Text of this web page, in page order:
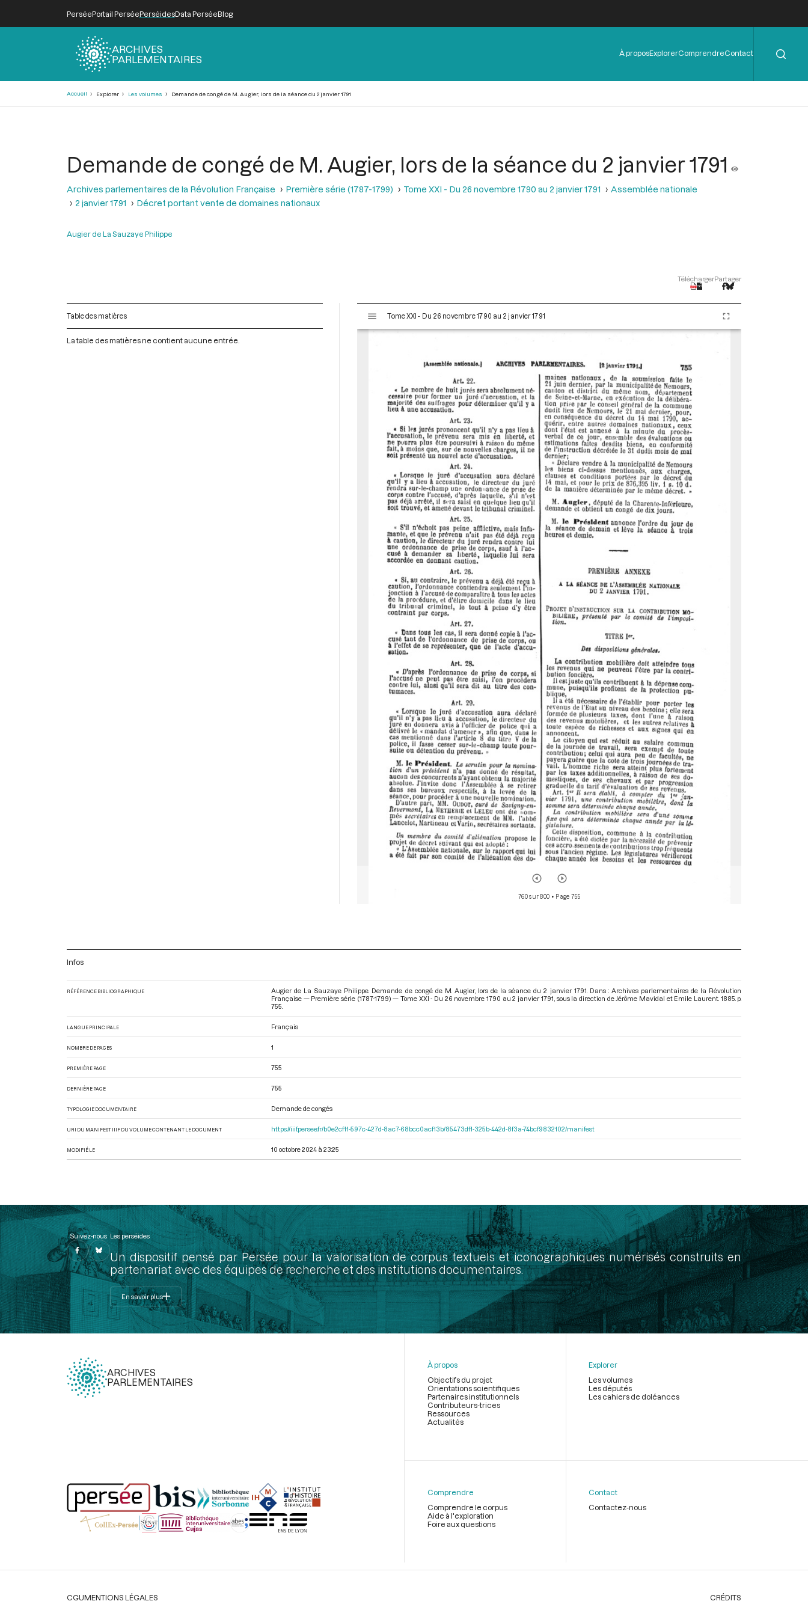
PerséePortail PerséePerséidesData PerséeBlog
ARCHIVES
PARLEMENTAIRES
Menu
de
À proposExplorerComprendreContact
Accueil Explorer Les volumes Demande de congé de M. Augier, lors de la séance du 2 janvier 1791
Demande de congé de M. Augier, lors de la séance du 2 janvier 1791
Archives parlementaires de la Révolution Française Première série (1787-1799) Tome XXI - Du 26 novembre 1790 au 2 janvier 1791
Assemblée nationale
2 janvier 1791
Décret portant vente de domaines nationaux
Augier de La Sauzaye Philippe
TéléchargerPartager
Table des matières
La table des matières ne contient aucune entrée.
s
Tome XXI - Du 26 novembre 1790 au 2 janvier 1791
760 sur 800 • Page 755
Infos
RÉFÉRENCE BIBLIOGRAPHIQUE
Augier de La Sauzaye Philippe. Demande de congé de M. Augier, lors de la séance du 2 janvier 1791. Dans : Archives parlementaires de la Révolution
Française — Première série (1787-1799) — Tome XXI - Du 26 novembre 1790 au 2 janvier 1791 , sous la direction de Jérôme Mavidal et Emile Laurent. 1885. p.
755.
LANGUE PRINCIPALE Français
NOMBRE DE PAGES 1
PREMIÈRE PAGE 755
DERNIÈRE PAGE 755
TYPOLOGIE DOCUMENTAIRE Demande de congés
URI DU MANIFEST IIIF DU VOLUME CONTENANT LE DOCUMENT https://iiif.persee.fr/b0e2cf11-597c-427d-8ac7-68bcc0acf13b/85473df1-325b-442d-8f3a-74bcf9832102/manifest
MODIFIÉ LE 10 octobre 2024 à 23:25
Suivez-nous Les perséides
Un dispositif pensé par Persée pour la valorisation de corpus textuels et iconographiques numérisés construits en
partenariat avec des équipes de recherche et des institutions documentaires.
En savoir plus
ARCHIVES
PARLEMENTAIRES
page
À propos
Objectifs du projet
Orientations scientifiques
Partenaires institutionnels
Contributeurs-trices
Ressources
Actualités
Explorer
Les volumes
Les députés
Les cahiers de doléances
Comprendre
Comprendre le corpus
Aide à l'exploration
Foire aux questions
Contact
Contactez-nous
Légal
CGUMENTIONS LÉGALES CRÉDITS